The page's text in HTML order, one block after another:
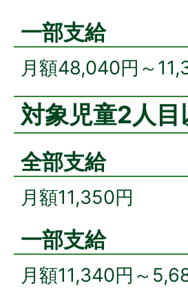
一部支給
月額48,040円～
対象児童2人
全部支給
月額11,350円
一部支給
月額11,340円～